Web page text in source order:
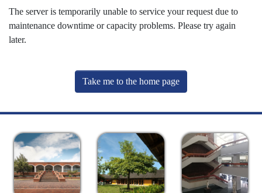
The server is temporarily unable to service your request due to
maintenance downtime or capacity problems. Please try again
later.
Take me to the home page